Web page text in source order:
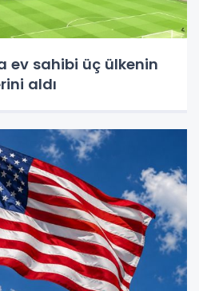
ev sahibi üç ülkenin
aldı